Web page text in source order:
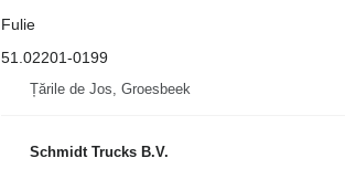
Fulie
51.02201-0199
Țările de Jos, Groesbeek
Schmidt Trucks B.V.